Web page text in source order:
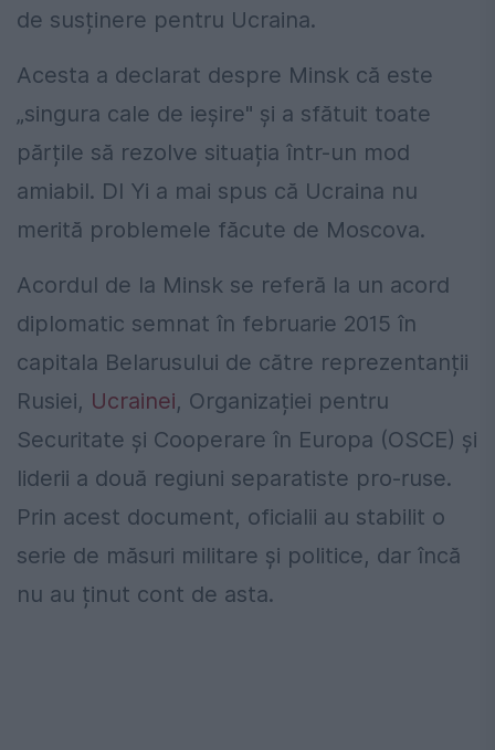
de susținere pentru Ucraina.
Acesta a declarat despre Minsk că este
„singura cale de ieșire" și a sfătuit toate
părțile să rezolve situația într-un mod
amiabil. Dl Yi a mai spus că Ucraina nu
merită problemele făcute de Moscova.
Acordul de la Minsk se referă la un acord
diplomatic semnat în februarie 2015 în
capitala Belarusului de către reprezentanții
Rusiei, Ucrainei, Organizației pentru
Securitate și Cooperare în Europa (OSCE) și
liderii a două regiuni separatiste pro-ruse.
Prin acest document, oficialii au stabilit o
serie de măsuri militare și politice, dar încă
nu au ținut cont de asta.